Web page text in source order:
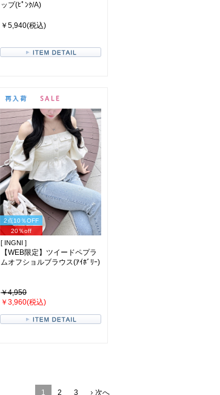
ップ(ﾋﾟﾝｸ/A)
￥5,940(税込)
2点10％OFF
20％off
[ INGNI ]
【WEB限定】ツイードペプラ
ムオフショルブラウス(ｱｲﾎﾞﾘｰ)
￥4,950
￥3,960(税込)
1 2 3 次へ